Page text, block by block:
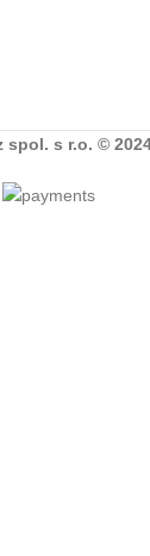
spol. s r.o. ©